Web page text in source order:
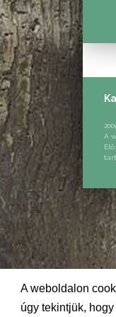
A weboldalon
úgy tekintjük,
A